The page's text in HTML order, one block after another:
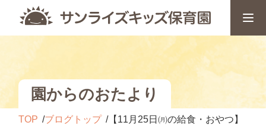
園からのおたより
TOP ブログトップ 【11月25日㈪の給食・おやつ】